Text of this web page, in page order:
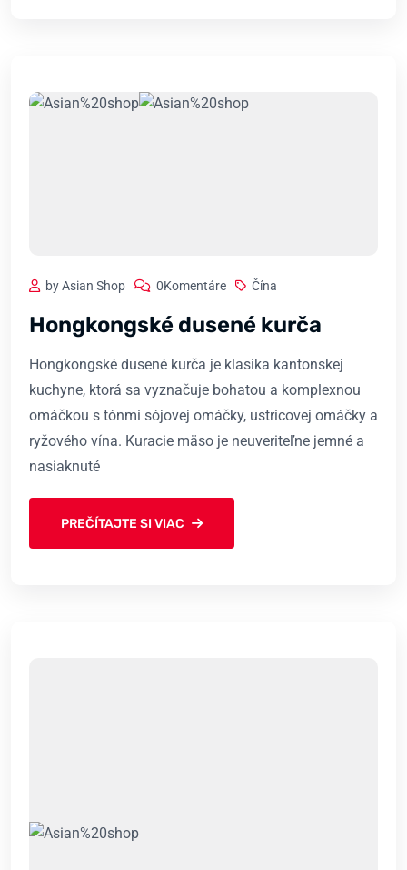
by Asian Shop 0Komentáre Čína
Hongkongské dusené kurča
Hongkongské dusené kurča je klasika kantonskej
kuchyne, ktorá sa vyznačuje bohatou a komplexnou
omáčkou s tónmi sójovej omáčky, ustricovej omáčky a
ryžového vína. Kuracie mäso je neuveriteľne jemné a
nasiaknuté
PREČÍTAJTE SI VIAC